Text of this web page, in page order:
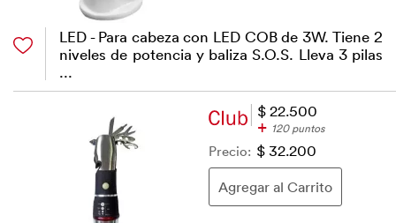
LED - Para cabeza con LED COB de 3W. Tiene 2
niveles de potencia y baliza S.O.S. Lleva 3 pilas
...
$ 22.500
+ 120 puntos
Precio: $ 32.200